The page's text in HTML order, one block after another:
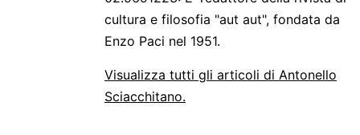
cultura e filosofia "aut aut", fondata da
Enzo Paci nel 1951.
Visualizza tutti gli articoli di Antonello
Sciacchitano.